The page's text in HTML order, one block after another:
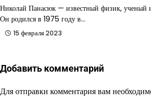
Николай Панасюк — известный физик, ученый
Он родился в 1975 году в…
15 февраля 2023
Добавить комментарий
Для отправки комментария вам